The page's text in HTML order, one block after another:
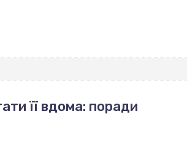
її вдома: поради